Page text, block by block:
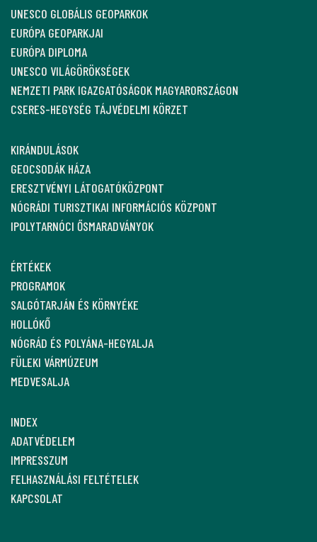
UNESCO GLOBÁLIS GEOPARKOK
EURÓPA GEOPARKJAI
EURÓPA DIPLOMA
UNESCO VILÁGÖRÖKSÉGEK
NEMZETI PARK IGAZGATÓSÁGOK MAGYARORSZÁGON
CSERES-HEGYSÉG TÁJVÉDELMI KÖRZET
KIRÁNDULÁSOK
GEOCSODÁK HÁZA
ERESZTVÉNYI LÁTOGATÓKÖZPONT
NÓGRÁDI TURISZTIKAI INFORMÁCIÓS KÖZPONT
IPOLYTARNÓCI ŐSMARADVÁNYOK
ÉRTÉKEK
PROGRAMOK
SALGÓTARJÁN ÉS KÖRNYÉKE
HOLLÓKŐ
NÓGRÁD ÉS POLYÁNA-HEGYALJA
FÜLEKI VÁRMÚZEUM
MEDVESALJA
INDEX
ADATVÉDELEM
IMPRESSZUM
FELHASZNÁLÁSI FELTÉTELEK
KAPCSOLAT